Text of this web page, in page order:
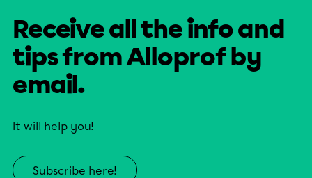
Receive all the info and
tips from Alloprof by
email.
It will help you!
Subscribe here!